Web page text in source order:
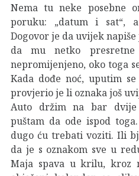
Nema tu neke posebne
poruku: „datum i sat“,
Dogovor je da uvijek
da mu netko presretne
nepromijenjeno, oko toga
Kada dođe noć, uputim
provjerio je li oznaka još
Auto držim na bar dvije
puštam da ode ispod
dugo ću trebati voziti. Ili
da je s oznakom sve u
Maja spava u krilu, kroz